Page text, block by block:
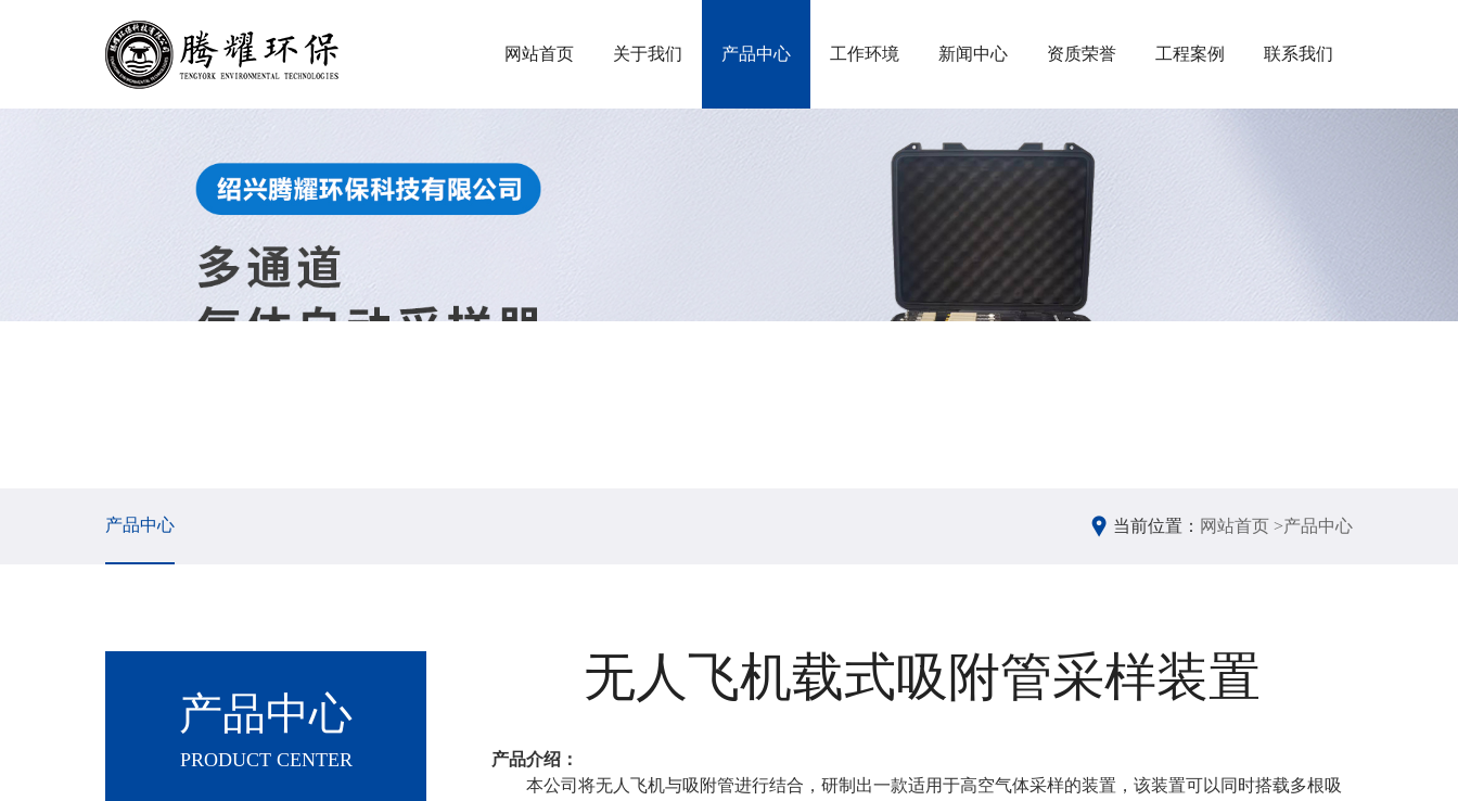
网站首页 关于我们 产品中心 工作环境 新闻中心 资质荣誉 工程案例 联系我们
当前位置： 网站首页 >产品中心
产品中心
产品中心
PRODUCT CENTER
无人飞机载式吸附管采样装置
产品介绍：
本公司将无人飞机与吸附管进行结合，研制出一款适用于高空气体采样的装置，该装置可以同时搭载多根吸